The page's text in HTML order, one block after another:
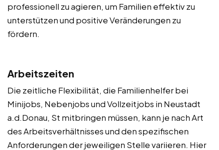
professionell zu agieren, um Familien effektiv zu
unterstützen und positive Veränderungen zu
fördern.
Arbeitszeiten
Die zeitliche Flexibilität, die Familienhelfer bei
Minijobs, Nebenjobs und Vollzeitjobs in Neustadt
a.d.Donau, St mitbringen müssen, kann je nach Art
des Arbeitsverhältnisses und den spezifischen
Anforderungen der jeweiligen Stelle variieren. Hier